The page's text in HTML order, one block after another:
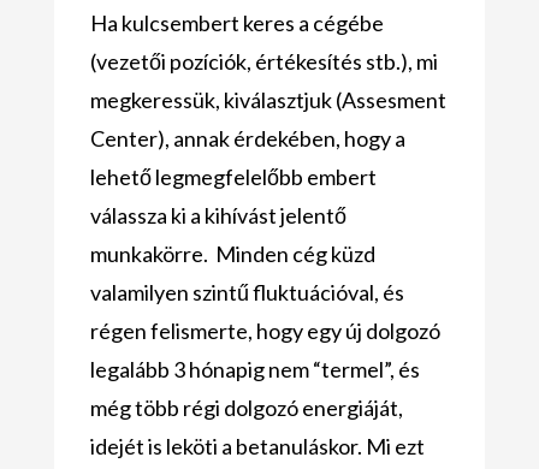
Ha kulcsembert keres a cégébe
(vezetői pozíciók, értékesítés stb.), mi
megkeressük, kiválasztjuk (Assesment
Center), annak érdekében, hogy a
lehető legmegfelelőbb embert
válassza ki a kihívást jelentő
munkakörre. Minden cég küzd
valamilyen szintű fluktuációval, és
régen felismerte, hogy egy új dolgozó
legalább 3 hónapig nem “termel”, és
még több régi dolgozó energiáját,
idejét is leköti a betanuláskor. Mi ezt